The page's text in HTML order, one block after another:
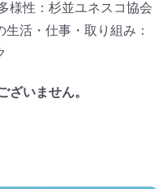
性：杉並ユネスコ協会
活・仕事・取り組み：
いません。